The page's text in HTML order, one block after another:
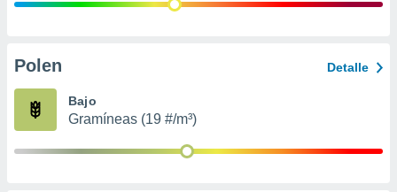
e
publicidad
Polen Detalle
Bajo
Gramíneas (19 #/m³)